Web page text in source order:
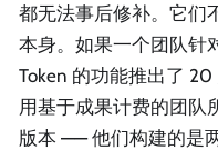
都无法事后修补。它们
本身。如果一个团队针
Token 的功能推出了
用基于成果计费的团队
版本 —— 他们构建的是